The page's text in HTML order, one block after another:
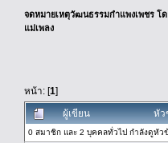
จดหมายเหตุวัฒนธรรมกำแพงเพชร โ
แม่เพลง
หน้า: [1]
ผู้เขียน หัว
0 สมาชิก และ 2 บุคคลทั่วไป กำลังดูหัว